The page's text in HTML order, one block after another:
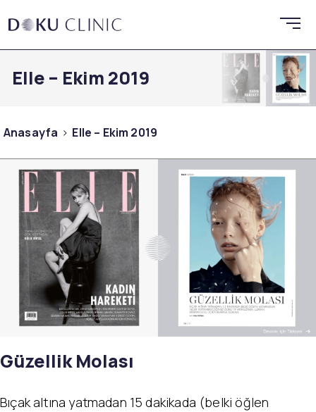
Elle – Ekim 2019
Anasayfa Elle – Ekim 2019
Güzellik Molası
Bıçak altına yatmadan 15 dakikada (belki öğlen